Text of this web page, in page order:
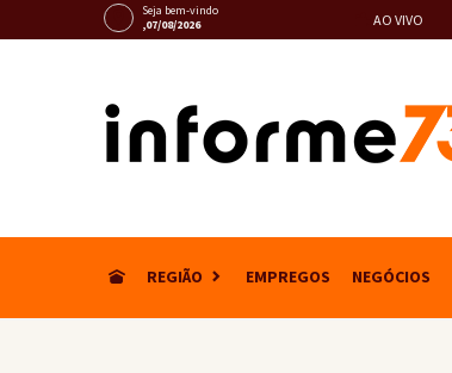
Seja bem-vindo
,07/08/2026
AO VIVO
REGIÃO EMPREGOS NEGÓCIOS